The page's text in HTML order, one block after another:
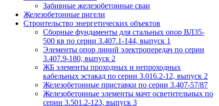
Забивные железобетонные сваи
Железобетонные ригели
Строительство энергетических объектов
Сборные фундаменты для стальных опор ВЛ35-
500 кв по серии 3.407.1-144, выпуск 1
Элементы опор линий электропередач по серии
3.407.9-180, выпуск 2
ЖБ элементы проходных и непроходных
кабельных эстакад по серии 3.016.2-12, выпуск 2
Железобетонные приставки по серии 3.407-57/87
Железобетонные элементы мачт осветительных по
серии 3.501.2-123, выпуск 3